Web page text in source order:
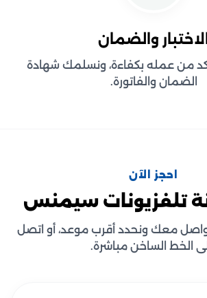
الاختبار والضمان
من عمله بكفاءة، ونسلمك شهادة
الضمان والفاتورة.
احجز الآن
تلفزيونات سيمنس
معك ونحدد أقرب موعد، أو اتصل
الخط الساخن مباشرة.